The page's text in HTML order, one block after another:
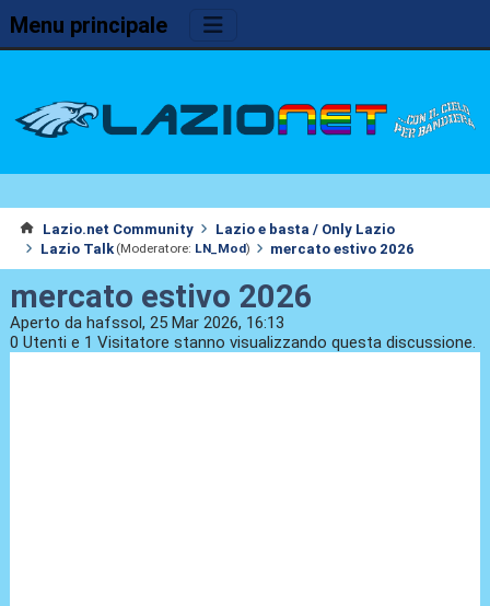
Menu principale
Lazio.net Community
Lazio e basta / Only Lazio
Lazio Talk (Moderatore: LN_Mod) mercato estivo 2026
mercato estivo 2026
Aperto da hafssol, 25 Mar 2026, 16:13
0 Utenti e 1 Visitatore stanno visualizzando questa discussione.